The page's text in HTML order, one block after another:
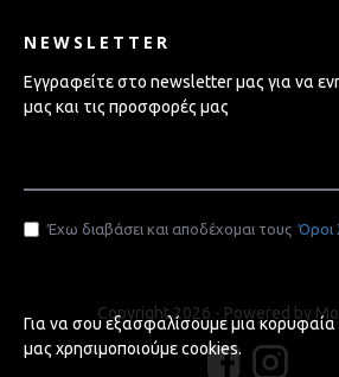
NEWSLETTER
Εγγραφείτε στο newsletter μας για να
μας και τις προσφορές μας
Έχω διαβάσει και αποδέχομαι τους Όροι
Copyright 2026 - Powered by
Για να σου εξασφαλίσουμε μια κορυφαία
μας χρησιμοποιούμε cookies.